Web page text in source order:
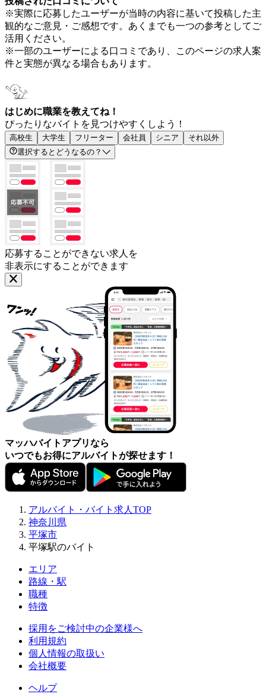
※実際に応募したユーザーが当時の内容に基いて投稿した主
観的なご意見・ご感想です。あくまでも一つの参考としてご
活用ください。
※一部のユーザーによる口コミであり、このページの求人案
件と実態が異なる場合もあります。
はじめに職業を教えてね！
ぴったりなバイトを見つけやすくしよう！
高校生 大学生 フリーター 会社員 シニア
それ以外
選択するとどうなるの？
応募することができない求人を
非表示にすることができます
マッハバイトアプリなら
いつでもお得にアルバイトが探せます！
アルバイト・バイト求人TOP
神奈川県
平塚市
平塚駅のバイト
エリア
路線・駅
職種
特徴
採用をご検討中の企業様へ
利用規約
個人情報の取扱い
会社概要
ヘルプ